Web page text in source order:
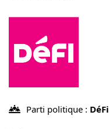
Parti politique : DéFi